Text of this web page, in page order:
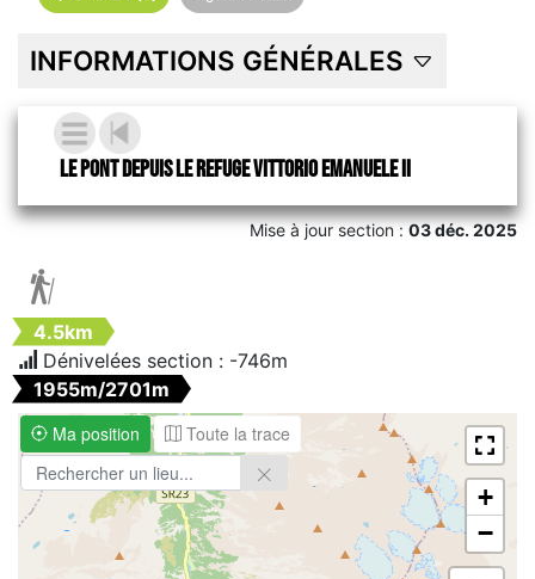
INFORMATIONS GÉNÉRALES
Le Pont depuis le refuge Vittorio Emanuele II
Mise à jour section :03 déc. 2025

4.5km
Dénivelées section : -746m
1955m/2701m
Ma position
Toute la trace
+
−